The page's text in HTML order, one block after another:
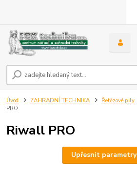
Úvod ZAHRADNÍ TECHNIKA Řetězové pily
PRO
Riwall PRO
Upřesnit parametry